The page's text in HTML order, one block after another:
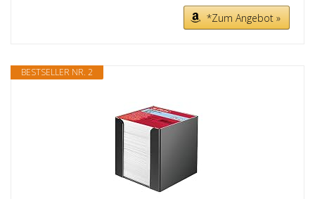
*Zum Angebot »
BESTSELLER NR. 2